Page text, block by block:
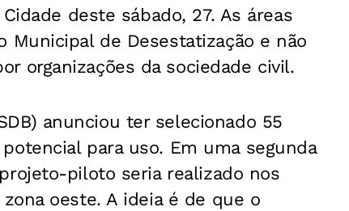
deste sábado, 27. As áreas
de Desestatização e não
organizações da sociedade civil.
anunciou ter selecionado 55
para uso. Em uma segunda
piloto seria realizado nos
oeste. A ideia é de que o